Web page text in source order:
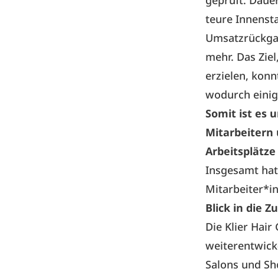
teure
mehr. Das
erzielen,
wodurch
Somit ist es
Mitarbeitern
Insgesamt
Blick in die
Die Klier
Salons und